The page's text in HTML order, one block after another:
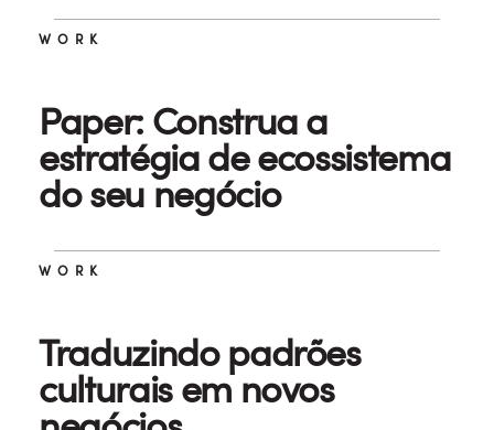
WORK
Paper: Construa a
estratégia de ecossistema
do seu negócio
WORK
Traduzindo padrões
culturais em novos